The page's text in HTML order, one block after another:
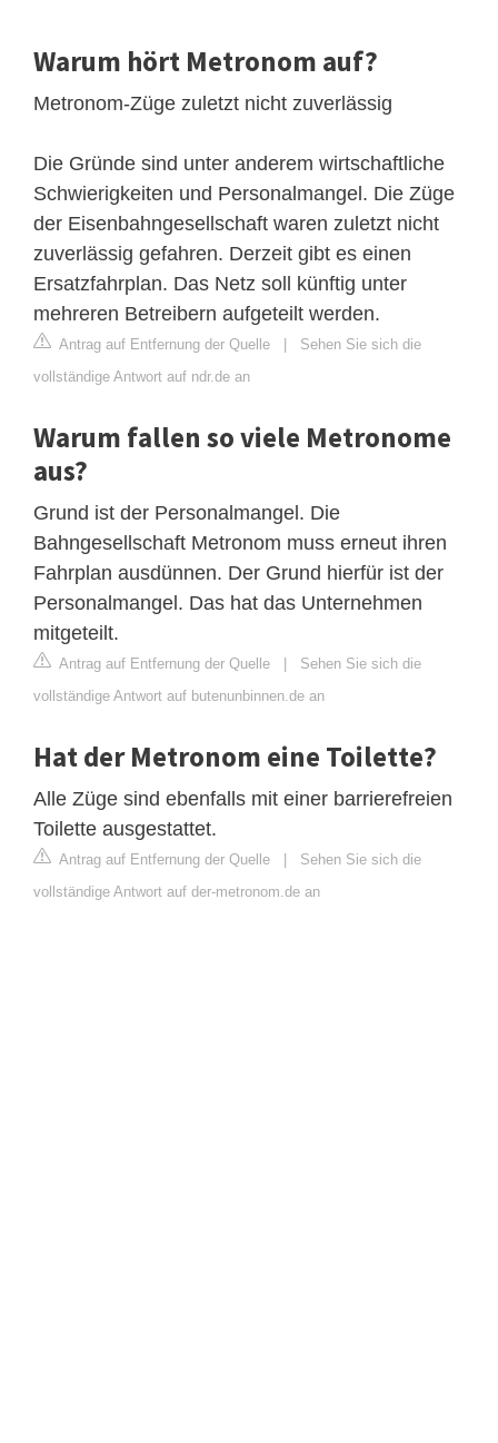
Warum hört Metronom auf?
Metronom-Züge zuletzt nicht zuverlässig
Die Gründe sind unter anderem wirtschaftliche
Schwierigkeiten und Personalmangel. Die Züge
der Eisenbahngesellschaft waren zuletzt nicht
zuverlässig gefahren. Derzeit gibt es einen
Ersatzfahrplan. Das Netz soll künftig unter
mehreren Betreibern aufgeteilt werden.
Antrag auf Entfernung der Quelle | Sehen Sie sich die
vollständige Antwort auf ndr.de an
Warum fallen so viele Metronome
aus?
Grund ist der Personalmangel. Die
Bahngesellschaft Metronom muss erneut ihren
Fahrplan ausdünnen. Der Grund hierfür ist der
Personalmangel. Das hat das Unternehmen
mitgeteilt.
Antrag auf Entfernung der Quelle | Sehen Sie sich die
vollständige Antwort auf butenunbinnen.de an
Hat der Metronom eine Toilette?
Alle Züge sind ebenfalls mit einer barrierefreien
Toilette ausgestattet.
Antrag auf Entfernung der Quelle | Sehen Sie sich die
vollständige Antwort auf der-metronom.de an